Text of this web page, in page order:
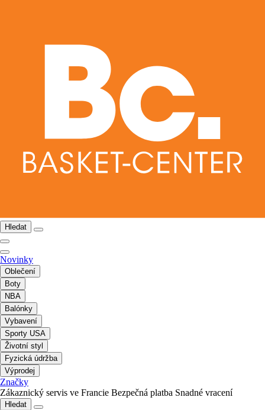
Hledat
Novinky
Oblečení
Boty
NBA
Balónky
Vybavení
Sporty USA
Životní styl
Fyzická údržba
Výprodej
Značky
Zákaznický servis ve Francie Bezpečná platba Snadné vracení
Hledat